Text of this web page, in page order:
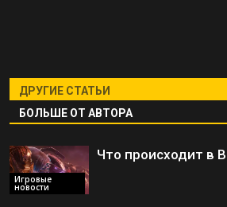
ДРУГИЕ СТАТЬИ
БОЛЬШЕ ОТ АВТОРА
Игровые
новости
Что происходит в